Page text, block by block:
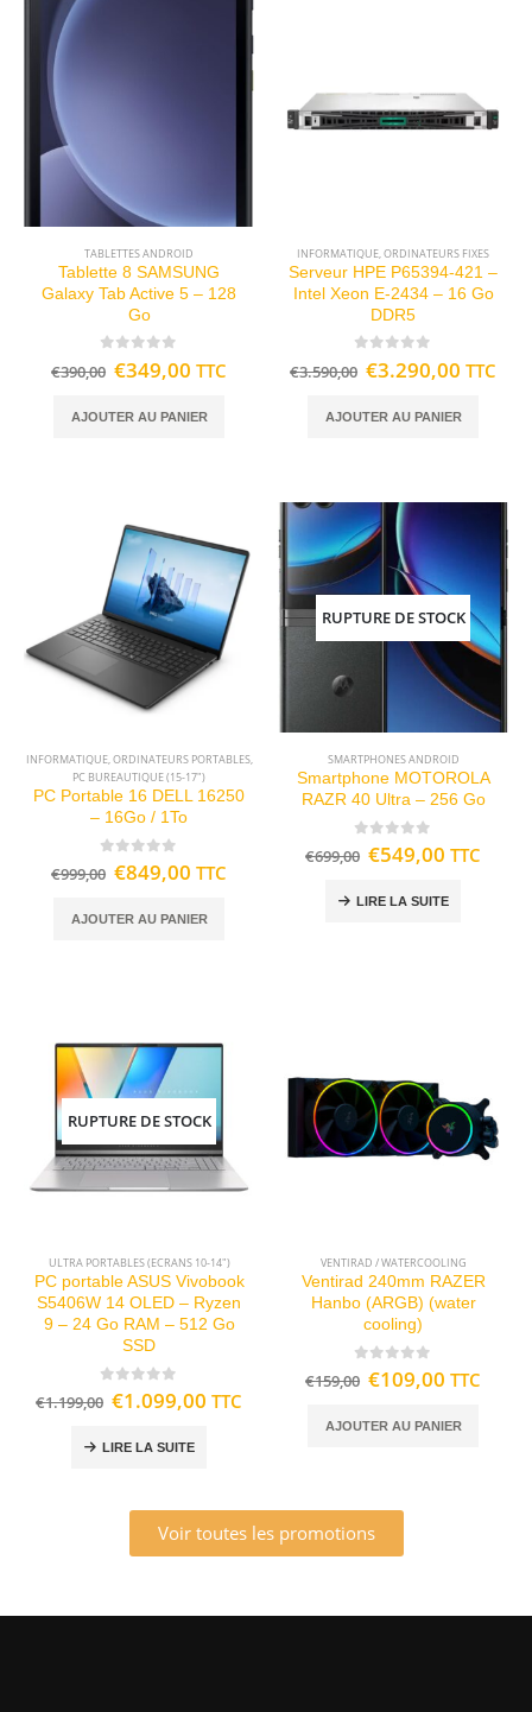
TABLETTES ANDROID
Tablette 8 SAMSUNG
Galaxy Tab Active 5 – 128
Go
out of 5
€390,00 €349,00 TTC
AJOUTER AU PANIER
INFORMATIQUE,ORDINATEURS FIXES
Serveur HPE P65394-421 –
Intel Xeon E-2434 – 16 Go
DDR5
out of 5
€3.590,00 €3.290,00 TTC
AJOUTER AU PANIER
INFORMATIQUE,ORDINATEURS PORTABLES,
PC BUREAUTIQUE (15-17")
PC Portable 16 DELL 16250
– 16Go / 1To
out of 5
€999,00 €849,00 TTC
AJOUTER AU PANIER
RUPTURE DE STOCK
SMARTPHONES ANDROID
Smartphone MOTOROLA
RAZR 40 Ultra – 256 Go
out of 5
€699,00 €549,00 TTC
LIRE LA SUITE
RUPTURE DE STOCK
ULTRA PORTABLES (ECRANS 10-14")
PC portable ASUS Vivobook
S5406W 14 OLED – Ryzen
9 – 24 Go RAM – 512 Go
SSD
out of 5
€1.199,00 €1.099,00 TTC
LIRE LA SUITE
VENTIRAD / WATERCOOLING
Ventirad 240mm RAZER
Hanbo (ARGB) (water
cooling)
out of 5
€159,00 €109,00 TTC
AJOUTER AU PANIER
Voir toutes les promotions